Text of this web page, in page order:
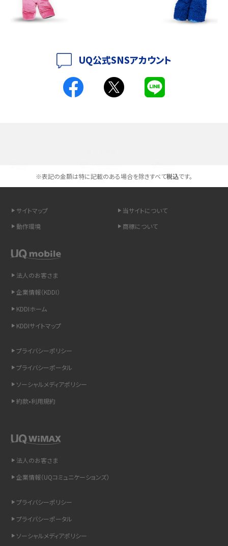
iPhone 16とiPhone 15の違いは？カメラ・スペック・機能を徹底比較
スマホが高い理由は？購入費用を抑える方法や端末を選ぶ時の注意点を解説！
LINEの引き継ぎ方法は？対象データや事前準備・条件・注意点などを解説
LINEの通知がこない時の原因と対処法9選！設定の確認手順も解説
非通知設定とは？184で電話をかける方法やiPhone・Androidの設定を解説
スマホのウィジェットとは？iPhone・Androidの設定方法やおススメを紹介
リプライ機能とは？LINE、X（旧Twitter）、Instagram、TikTokで送る方法を解説
インスタのDMの送り方は？便利機能の使い方や注意点をわかりやすく解説
Bluetooth®とは？Wi-Fiとの違いやスマホ・PCとの接続方法を解説
「iPhoneを探す」の使い方と設定方法を紹介！ブラウザやアプリから探す方法を
紹介
UQ公式SNSアカウント
※表記の金額は特に記載のある場合を除きすべて税込です。
サイトマップ
当サイトについて
動作環境
商標について
法人のお客さま
企業情報（KDDI）
KDDIホーム
KDDIサイトマップ
プライバシーポリシー
プライバシーポータル
ソーシャルメディアポリシー
約款•利用規約
法人のお客さま
企業情報（UQコミュニケーションズ）
プライバシーポリシー
プライバシーポータル
ソーシャルメディアポリシー